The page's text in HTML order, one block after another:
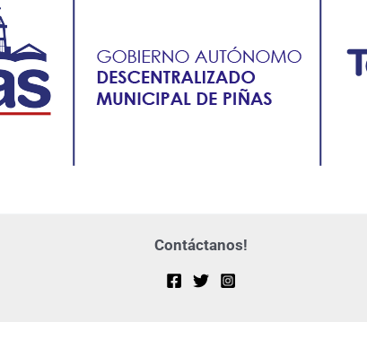
Contáctanos!